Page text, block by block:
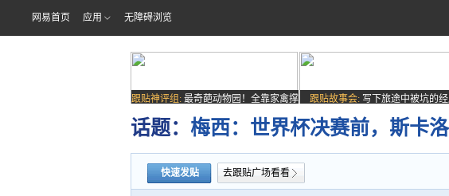
网易首页 应用 无障碍浏览
跟贴神评组: 最奇葩动物园！全靠家禽撑
场子
跟贴故事会: 写下旅途中被坑的
话题： 梅西：世界杯决赛前，斯卡
快速发贴 去跟贴广场看看